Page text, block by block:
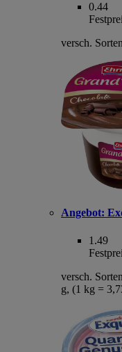
0.44
versch.
Angebot:
1.49
versch.
g, (1 kg =